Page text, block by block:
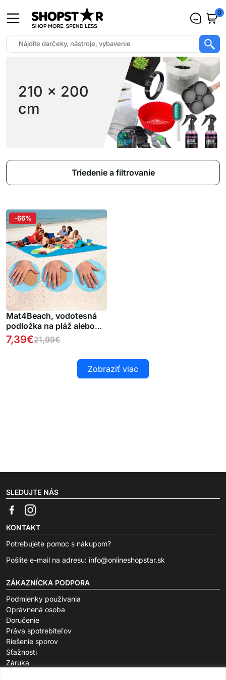
0
210 x 200
cm
Triedenie a filtrovanie
Mat4Beach, vodotesná
podložka na pláž alebo
kempovanie
7,39€21,99€
-66%
Zobraziť viac
SLEDUJTE NÁS
KONTAKT
Potrebujete pomoc s nákupom?
Pošlite e-mail na adresu: info@onlineshopstar.sk
ZÁKAZNÍCKA PODPORA
Podmienky používania
Oprávnená osoba
Doručenie
Práva spotrebiteľov
Riešenie sporov
Sťažnosti
Záruka